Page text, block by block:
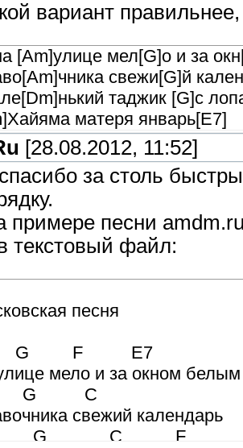
вариант
[Am]улице мел[G]о и за
свежи[G]й
таджик [G]с
матеря январь[E7]
[28.08.2012, 11:52]
за столь
песни
текстовый файл:
песня
G F E7
мело и за окном
G C
свежий календарь
G C F